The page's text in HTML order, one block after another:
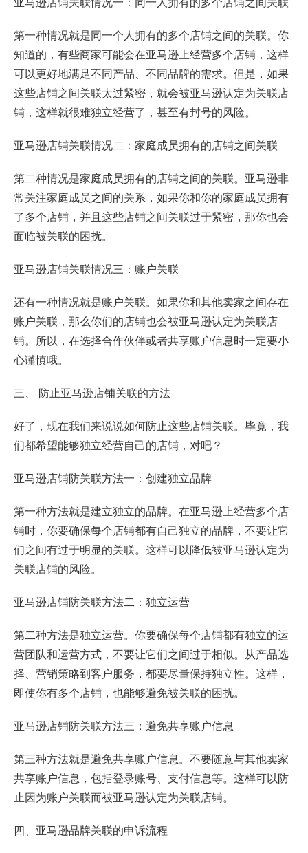
第一种情况就是同一个人拥有的多个店铺之间的关联。你
知道的，有些商家可能会在亚马逊上经营多个店铺，这样
可以更好地满足不同产品、不同品牌的需求。但是，如果
这些店铺之间关联太过紧密，就会被亚马逊认定为关联店
铺，这样就很难独立经营了，甚至有封号的风险。
亚马逊店铺关联情况二：家庭成员拥有的店铺之间关联
第二种情况是家庭成员拥有的店铺之间的关联。亚马逊非
常关注家庭成员之间的关系，如果你和你的家庭成员拥有
了多个店铺，并且这些店铺之间关联过于紧密，那你也会
面临被关联的困扰。
亚马逊店铺关联情况三：账户关联
还有一种情况就是账户关联。如果你和其他卖家之间存在
账户关联，那么你们的店铺也会被亚马逊认定为关联店
铺。所以，在选择合作伙伴或者共享账户信息时一定要小
心谨慎哦。
三、 防止亚马逊店铺关联的方法
好了，现在我们来说说如何防止这些店铺关联。毕竟，我
们都希望能够独立经营自己的店铺，对吧？
亚马逊店铺防关联方法一：创建独立品牌
第一种方法就是建立独立的品牌。在亚马逊上经营多个店
铺时，你要确保每个店铺都有自己独立的品牌，不要让它
们之间有过于明显的关联。这样可以降低被亚马逊认定为
关联店铺的风险。
亚马逊店铺防关联方法二：独立运营
第二种方法是独立运营。你要确保每个店铺都有独立的运
营团队和运营方式，不要让它们之间过于相似。从产品选
择、营销策略到客户服务，都要尽量保持独立性。这样，
即使你有多个店铺，也能够避免被关联的困扰。
亚马逊店铺防关联方法三：避免共享账户信息
第三种方法就是避免共享账户信息。不要随意与其他卖家
共享账户信息，包括登录账号、支付信息等。这样可以防
止因为账户关联而被亚马逊认定为关联店铺。
四、亚马逊品牌关联的申诉流程